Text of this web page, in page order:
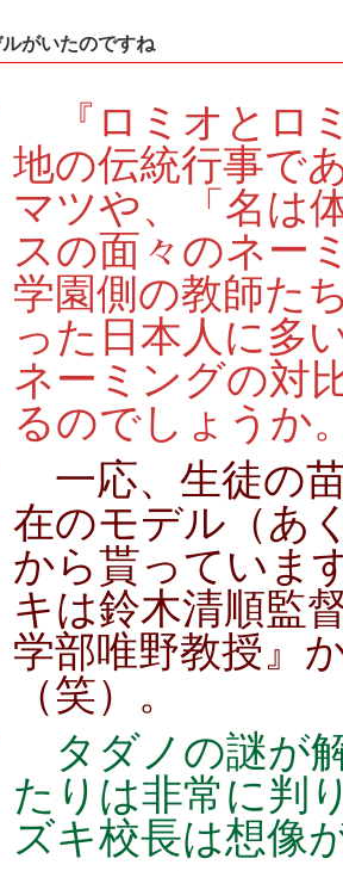
がいたのですね
『ロミオとロ
地の伝統行事で
マツや、「名は
スの面々のネー
学園側の教師た
った日本人に多
ネーミングの対
るのでしょうか
一応、生徒の
在のモデル（あ
から貰っていま
キは鈴木清順監
学部唯野教授』
（笑）。
タダノの謎が
たりは非常に判
ズキ校長は想像